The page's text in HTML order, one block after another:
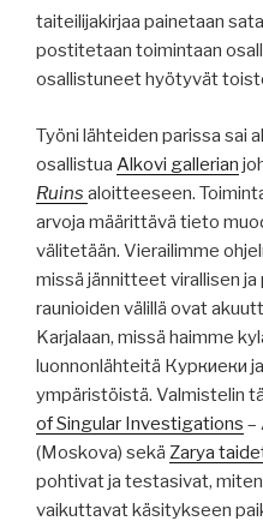
taiteilijakirjaa painetaan
postitetaan toimintaan
osallistuneet hyötyvät
Työni lähteiden parissa sai
osallistua Alkovi gallerian
Ruins aloitteeseen.
arvoja määrittävä tieto
välitetään. Vierailimme
missä jännitteet virallisen
raunioiden välillä ovat
Karjalaan, missä haimme
luonnonlähteitä Куркиеки
ympäristöistä. Valmistelin
of Singular Investigations –
(Moskova) sekä Zarya
pohtivat ja testasivat,
vaikuttavat käsitykseen